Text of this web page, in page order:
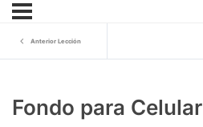
Anterior Lección
Fondo para Celular